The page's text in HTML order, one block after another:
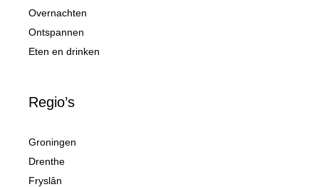
Overnachten
Ontspannen
Eten en drinken
Regio’s
Groningen
Drenthe
Fryslân